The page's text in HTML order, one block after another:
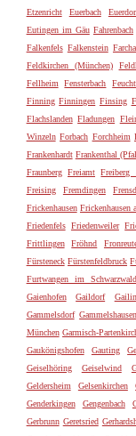
Etzenricht
Euerbach
Eutingen im Gäu Fahrenbach
Falkenfels Falkenstein
Feldkirchen (München)
Fellheim
Fensterbach Feucht
Finning Finningen Finsing
Flachslanden Fladungen
Winzeln Forbach Forchheim
Frankenhardt Frankenthal
Fraunberg Freiamt Freiberg
Freising
Fremdingen
Frickenhausen Frickenhausen
Friedenfels Friedenweiler
Frittlingen
Fröhnd
Fürsteneck Fürstenfeldbruck
Furtwangen im Schwarzwald
Gaienhofen
Gaildorf
Gammelsdorf Gammelshausen
München Garmisch-
Gaukönigshofen
Gauting
Geiselhöring
Geiselwind
Geldersheim
Gelsenkirchen
Genderkingen
Gengenbach
Gerbrunn Geretsried